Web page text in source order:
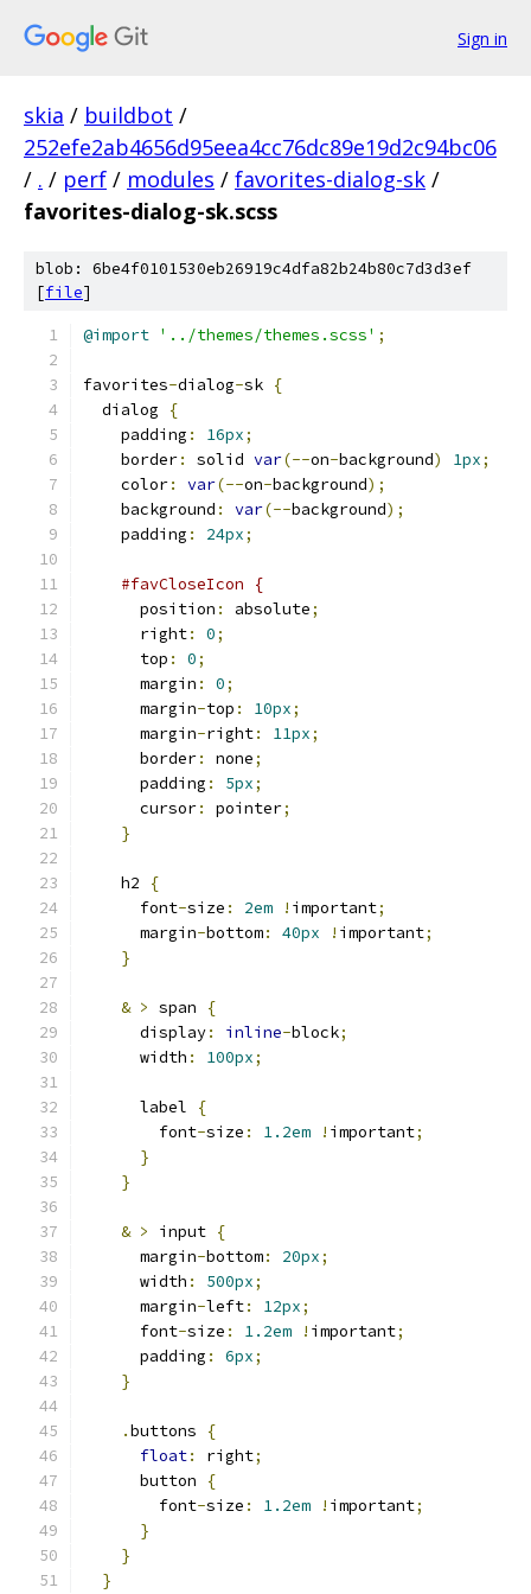
Sign in
skia / buildbot /
252efe2ab4656d95eea4cc76dc89e19d2c94bc06
/ . / perf / modules / favorites-dialog-sk /
favorites-dialog-sk.scss
blob: 6be4f0101530eb26919c4dfa82b24b80c7d3d3ef
[file]
@import '../themes/themes.scss' ;
favorites-dialog-sk {
  dialog
{
    padding
: 16px;
    border
: solid var(--on-background) 1px;
    color
: var(--on-background);
    background
: var(--background);
    padding
: 24px;
#favCloseIcon {
      position
: absolute;
      right
: 0;
      top
: 0;
      margin
: 0;
      margin
-top : 10px;
      margin
-right: 11px;
      border
: none;
      padding
: 5px;
      cursor
: pointer;
}
    h2
{
      font
-size : 2em ! important;
      margin
-bottom: 40px ! important;
}
& > span
{
      display
: inline-block;
      width
: 100px;
      label
{
        font
-size : 1.2em ! important;
}
}
& > input {
      margin
-bottom: 20px;
      width
: 500px;
      margin
-left: 12px;
      font
-size : 1.2em ! important;
      padding
: 6px;
}
.buttons
{
float: right;
      button
{
        font
-size : 1.2em ! important;
}
}
}